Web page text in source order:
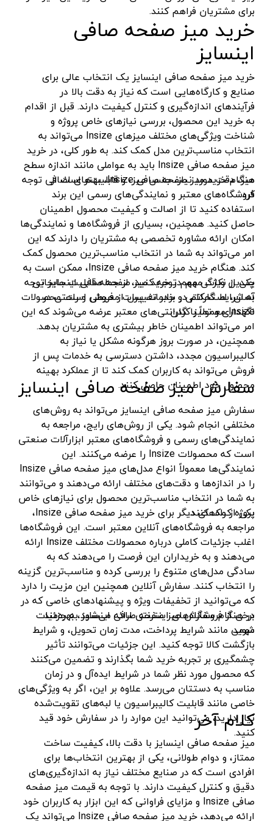
پایه سنگ سنباده
برش و تراش دهنده
کف ساب و موزائیک ساب
پشم زن
موتور ویبراتور
فن برقی
اینورتر جوشکاری
دستگاه جوش CO2
جوش تیگ-آرگون
دستگاه برش
کابل جوشکاری
ترانس جوش
سرپیک برشکاری
دسته هوا برش
ماسک جوشکاری
سایر ابزار جوشکاری
دستگاه های جوش لوله پلی اتیلن
کیت جوشکاری
مهره کبریتی
دستگاه جوش الکتروفیوژن
سرپیک جوشکاری
خشک کن الکترود
ربات جوش و برش
میز برش
لوازم ابزار تراشکاری
جاروبرقی صنعتی
تفنگ میخ کوب
دستگاه لوله بازکنی
موتور برق
شلنگ ویبراتور
ماله موتوری
حدیده برقی
هویه برقی
ست پنچرگیری
گریس پمپ
گریس پمپ سطلی
گریس پمپ دستی
دستگاه صافکاری
درجه باد
جوش لوله سبز
پرتو الکتریک - PARTO ELECTRIC
اینسایز - INSIZE
جی تی - GT
دنلکس - DANLEX
اخوان الکتریک
میتوتویو- MITUTOYO
سوماک- SUMAKE
هانیکو- HANICO
بوکی-BOKY
المکس- ELMAX
پوتیان- PUTIAN
زد سی سی- ZCC
هیرو- HERO
لکا- LEKA
آکاد- ACCUD
اشتیل- STIHL
شپخ- SCHEPPACH
تهران کیت- TEHRANKIT
راد الکتریک- RAD ELECTRIC
تکنوتل- TECHNOTEL
ام تی- MT
الاندا- ELANDA
حارس-HARES
بلدن- BELDEN
تیراژه -TIRAJEH
فردان الکتریک- FARDAN ELECTRIC
کداک- KODAK
نوراستار- NOURSTAR
پی ال- PL
اوسیس- OASIS
آسیمتو- ASIMETO
مکس-MAX
نیرو الکتریک- NIROOELECTRIC
کی نت پلاس- K-NET PLUS
فردان الکتریک- FARDAN ELECTRIC
ایران زمین- IRAN ZAMIN
الیت- ALITE
ریفنگ- RIFENG
انگاره- ENGAREH
لگرند- LEGRAND
نارنجی-مشکی
نارنجی-نقره ای
زرد-مشکی
1176
طلایی
سبز-نقره ای
صورتی
قهوه ای
دودی
نارنجی - سفید
آبی- مشکی- سفید
جنگلی
قرمز- طوسی
قرمز- مشکی- طوسی
بفش
RGB
طوسی روشن
سفید-آفتابی
قرمز-آبی-سبز
هفت رنگ
آفتابی
سفید یخی
سفید_آفتابی_انبه‌ای
سبز-قرمز-مولتی نچرال-آبی
سفید-نچرال-آفتابی
قهوه ای- مشکی
متنوع
چند رنگ
زرد-قرمز
کرم-قرمز
ابی
آبی-نارنجی
شفاف
آبی-قرمز
خاکستری
زرد-قهوه ای
مسی
برای مشتریان فراهم کنند.
خرید میز صفحه صافی
اینسایز
خرید میز صفحه صافی اینسایز یک انتخاب عالی برای
صنایع و کارگاه‌هایی است که نیاز به دقت بالا در
فرآیندهای اندازه‌گیری و کنترل کیفیت دارند. قبل از اقدام
به خرید این محصول، بررسی نیازهای خاص پروژه و
شناخت ویژگی‌های مختلف میزهای Insize می‌تواند به
انتخاب مناسب‌ترین مدل کمک کند. به طور کلی، در خرید
میز صفحه صافی Insize باید به عواملی مانند اندازه سطح
میز، دقت مورد نیاز، جنس میز، و قابلیت‌های اضافی توجه
کرد.
هنگام خرید میز صفحه صافی Insize، بهتر است از
فروشگاه‌های معتبر و نمایندگی‌های رسمی این برند
استفاده کنید تا از اصالت و کیفیت محصول اطمینان
حاصل کنید. همچنین، بسیاری از فروشگاه‌ها و نمایندگی‌ها
امکان ارائه مشاوره تخصصی به مشتریان را دارند که این
امر می‌تواند به شما در انتخاب مناسب‌ترین محصول کمک
کند. هنگام خرید میز صفحه صافی Insize، ممکن است به
چندین ویژگی مهم توجه کنید، از جمله قابلیت جابجایی
آسان، استحکام در برابر تغییرات محیطی و راحتی در
نگهداری و تمیز کردن.
یکی از نکات مهم در خرید میز صفحه صافی اینسایز توجه
به شرایط گارانتی و خدمات پس از فروش است. محصولات
Insize معمولاً با گارانتی‌های معتبر عرضه می‌شوند که این
امر می‌تواند اطمینان خاطر بیشتری به مشتریان بدهد.
همچنین، در صورت بروز هرگونه مشکل یا نیاز به
کالیبراسیون مجدد، داشتن دسترسی به خدمات پس از
فروش می‌تواند به کاربران کمک کند تا از عملکرد بهینه
محصول خود اطمینان حاصل کنند.
سفارش میز صفحه صافی اینسایز
سفارش میز صفحه صافی اینسایز می‌تواند به روش‌های
مختلفی انجام شود. یکی از روش‌های رایج، مراجعه به
نمایندگی‌های رسمی و فروشگاه‌های معتبر ابزارآلات صنعتی
است که محصولات Insize را عرضه می‌کنند. این
نمایندگی‌ها معمولاً انواع مدل‌های میز صفحه صافی Insize
را در اندازه‌ها و دقت‌های مختلف ارائه می‌دهند و می‌توانند
به شما در انتخاب مناسب‌ترین محصول برای نیازهای خاص
پروژه کمک کنند.
یکی از راه‌های دیگر برای خرید میز صفحه صافی Insize،
مراجعه به فروشگاه‌های آنلاین معتبر است. این فروشگاه‌ها
اغلب جزئیات کاملی درباره محصولات مختلف Insize ارائه
می‌دهند و به خریداران این فرصت را می‌دهند که به
سادگی مدل‌های متنوع را بررسی کرده و مناسب‌ترین گزینه
را انتخاب کنند. سفارش آنلاین همچنین این مزیت را دارد
که می‌توانید از تخفیفات ویژه و پیشنهادهای خاصی که در
برخی از فروشگاه‌های اینترنتی ارائه می‌شود، بهره‌مند
شوید.
در هنگام سفارش میز صفحه صافی اینسایز به جزئیات
مهمی مانند شرایط پرداخت، مدت زمان تحویل، و شرایط
بازگشت کالا توجه کنید. این جزئیات می‌توانند تأثیر
چشمگیری بر تجربه خرید شما بگذارند و تضمین می‌کنند
که محصول مورد نظر شما در شرایط ایده‌آل و در زمان
مناسب به دستتان می‌رسد. علاوه بر این، اگر به ویژگی‌های
خاصی مانند قابلیت کالیبراسیون یا لبه‌های تقویت‌شده
نیاز دارید، می‌توانید این موارد را در سفارش خود قید
کنید.
کلام آخر
میز صفحه صافی اینسایز با دقت بالا، کیفیت ساخت
ممتاز، و دوام طولانی، یکی از بهترین انتخاب‌ها برای
افرادی است که در صنایع مختلف نیاز به اندازه‌گیری‌های
دقیق و کنترل کیفیت دارند. با توجه به قیمت میز صفحه
صافی Insize و مزایای فراوانی که این ابزار به کاربران خود
ارائه می‌دهد، خرید میز صفحه صافی Insize می‌تواند یک